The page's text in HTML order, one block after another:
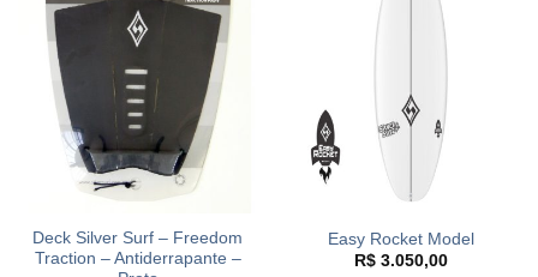
Deck Silver Surf – Freedom
Traction – Antiderrapante –
Easy Rocket Model
R$3.050,00